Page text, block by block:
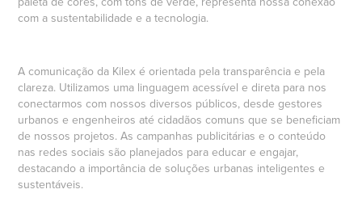
com a sustentabilidade e a tecnologia.
A comunicação da Kilex é orientada pela transparência e pela
clareza. Utilizamos uma linguagem acessível e direta para nos
conectarmos com nossos diversos públicos, desde gestores
urbanos e engenheiros até cidadãos comuns que se beneficiam
de nossos projetos. As campanhas publicitárias e o conteúdo
nas redes sociais são planejados para educar e engajar,
destacando a importância de soluções urbanas inteligentes e
sustentáveis.